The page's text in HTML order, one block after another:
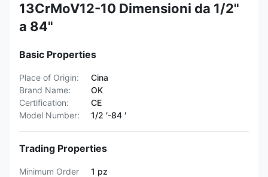
13CrMoV12-10 Dimensioni da 1/2"
a 84"
Basic Properties
Place of Origin:
Cina
Brand Name:
OK
Certification:
CE
Model Number:
1/2 ′-84 ′
Trading Properties
Minimum Order
1 pz